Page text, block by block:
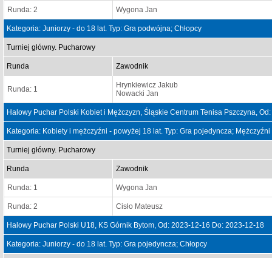
Runda: 2 Wygona Jan
Kategoria: Juniorzy - do 18 lat. Typ: Gra podwójna; Chłopcy
Turniej główny. Pucharowy
Runda Zawodnik
Runda: 1
Hrynkiewicz Jakub
Nowacki Jan
Halowy Puchar Polski Kobiet i Mężczyzn, Śląskie Centrum Tenisa Pszczyna,
Kategoria: Kobiety i mężczyźni - powyżej 18 lat. Typ: Gra pojedyncza; Mężczyźni
Turniej główny. Pucharowy
Runda Zawodnik
Runda: 1 Wygona Jan
Runda: 2 Cisło Mateusz
Halowy Puchar Polski U18, KS Górnik Bytom, Od: 2023-12-16 Do: 2023-12-18
Kategoria: Juniorzy - do 18 lat. Typ: Gra pojedyncza; Chłopcy